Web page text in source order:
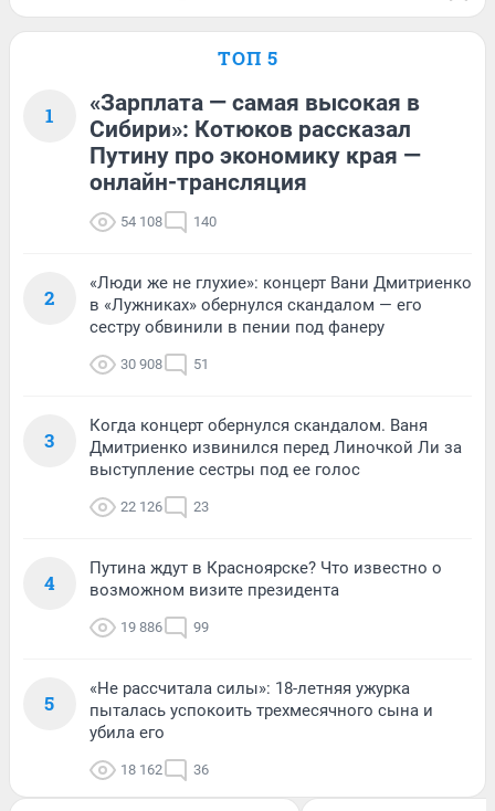
ТОП 5
1
«Зарплата — самая высокая в
Сибири»: Котюков рассказал
Путину про экономику края —
онлайн-трансляция
54 108 140
2
«Люди же не глухие»: концерт Вани Дмитриенко
в «Лужниках» обернулся скандалом — его
сестру обвинили в пении под фанеру
30 908 51
3
Когда концерт обернулся скандалом. Ваня
Дмитриенко извинился перед Линочкой Ли за
выступление сестры под ее голос
22 126 23
4
Путина ждут в Красноярске? Что известно о
возможном визите президента
19 886 99
5
«Не рассчитала силы»: 18-летняя ужурка
пыталась успокоить трехмесячного сына и
убила его
18 162 36